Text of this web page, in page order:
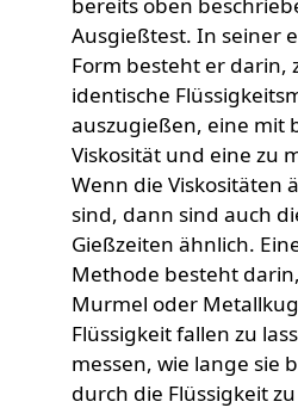
Custom
bereits oben
Ausgießtest. In seiner
Form besteht er darin,
identische
auszugießen, eine mit
Viskosität und eine zu
Wenn die Viskositäten
sind, dann sind auch
Gießzeiten ähnlich.
Methode besteht
Murmel oder
Flüssigkeit fallen zu
messen, wie lange sie
durch die Flüssigkeit